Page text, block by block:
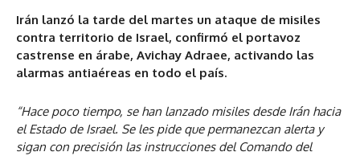
Irán lanzó la tarde del martes un ataque de misiles
contra territorio de Israel, confirmó el portavoz
castrense en árabe, Avichay Adraee, activando las
alarmas antiaéreas en todo el país.
“Hace poco tiempo, se han lanzado misiles desde Irán hacia
el Estado de Israel. Se les pide que permanezcan alerta y
sigan con precisión las instrucciones del Comando del